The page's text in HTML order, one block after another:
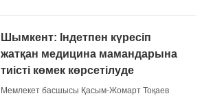
Шымкент: Індетпен күресіп
жатқан медицина мамандарына
тиісті көмек көрсетілуде
Мемлекет басшысы Қасым-Жомарт Тоқаев